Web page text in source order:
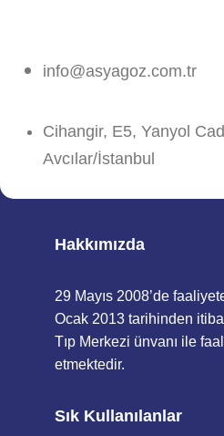
info@asyagoz.com.tr
Cihangir, E5, Yanyol
Avcılar/İstanbul
Hakkımızda
29 Mayıs 2008’de
Ocak 2013 tarihinden
Tıp Merkezi ünvanı ile
etmektedir.
Sık Kullanılanlar